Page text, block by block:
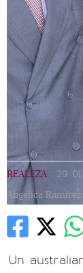
REALEZA 29/
Angélica Ramírez
Un